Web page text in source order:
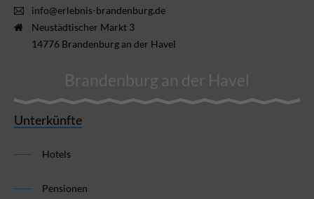
info@erlebnis-brandenburg.de
Neustädtischer Markt 3
14776 Brandenburg an der Havel
Brandenburg an der Havel
Unterkünfte
Hotels
Pensionen